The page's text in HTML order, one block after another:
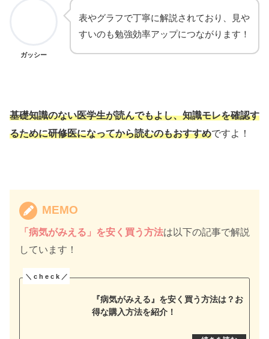
ガッシー
表やグラフで丁寧に解説されており、見や
すいのも勉強効率アップにつながります！
基礎知識のない医学生が読んでもよし、知識モレを確認す
るために研修医になってから読むのもおすすめですよ！
MEMO
「病気がみえる」を安く買う方法は以下の記事で解説
しています！
『病気がみえる』を安く買う方法は？お
得な購入方法を紹介！